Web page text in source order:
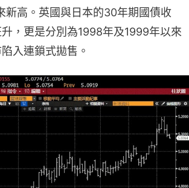
新高。英國與日本的30年期國債收
，更是分別為1998年及1999年以來
入連鎖式拋售。